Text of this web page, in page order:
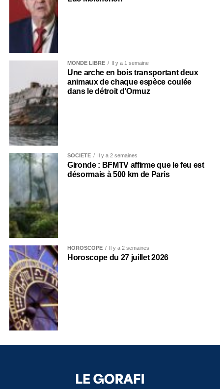
MONDE LIBRE Il y a 1 semaine
Une arche en bois transportant deux
animaux de chaque espèce coulée
dans le détroit d’Ormuz
SOCIÉTÉ Il y a 2 semaines
Gironde : BFMTV affirme que le feu est
désormais à 500 km de Paris
HOROSCOPE Il y a 2 semaines
Horoscope du 27 juillet 2026